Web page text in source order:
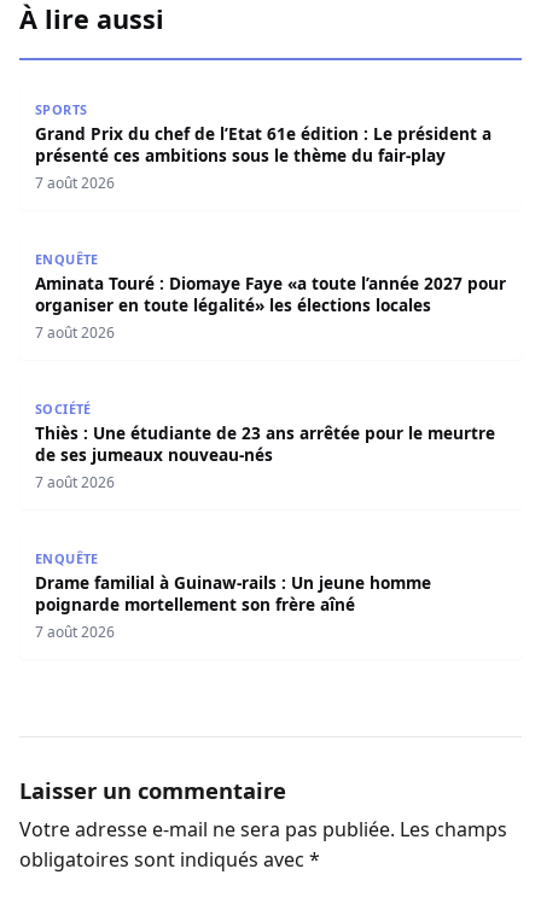
À lire aussi
SPORTS
Grand Prix du chef de l’Etat 61e édition : Le président a
présenté ces ambitions sous le thème du fair-play
7 août 2026
ENQUÊTE
Aminata Touré : Diomaye Faye «a toute l’année 2027 pour
organiser en toute légalité» les élections locales
7 août 2026
SOCIÉTÉ
Thiès : Une étudiante de 23 ans arrêtée pour le meurtre
de ses jumeaux nouveau-nés
7 août 2026
ENQUÊTE
Drame familial à Guinaw-rails : Un jeune homme
poignarde mortellement son frère aîné
7 août 2026
Laisser un commentaire
Votre adresse e-mail ne sera pas publiée. Les champs
obligatoires sont indiqués avec *